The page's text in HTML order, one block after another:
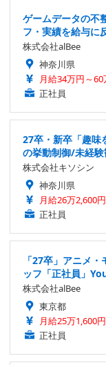
ゲームデータの不
フ・実績を給与に
株式会社alBee
神奈川県
月給34万円～60
正社員
27卒・新卒「趣味
の挙動制御/未経
株式会社キソシン
神奈川県
月給26万2,600
正社員
「27卒」アニメ
ッフ「正社員」
株式会社alBee
東京都
月給25万1,600
正社員